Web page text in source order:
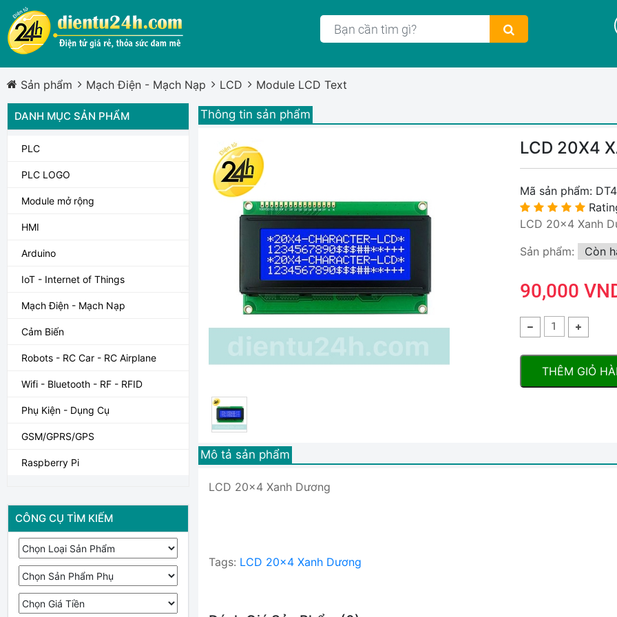
Sản phẩm Mạch Điện - Mạch Nạp LCD Module LCD Text
Thông tin sản phẩm
LCD 20X4
Mã sản phẩm:
LCD 20x4 Xanh
Sản phẩm:
Còn
90,000
THÊM GIỎ
Mô tả sản phẩm
LCD 20x4 Xanh Dương
Tags: LCD 20x4 Xanh Dương
DANH MỤC SẢN PHẨM
PLC
PLC LOGO
Module mở rộng
HMI
Arduino
IoT - Internet of Things
Mạch Điện - Mạch Nạp
Cảm Biến
Robots - RC Car - RC Airplane
Wifi - Bluetooth - RF - RFID
Phụ Kiện - Dụng Cụ
GSM/GPRS/GPS
Raspberry Pi
CÔNG CỤ TÌM KIẾM